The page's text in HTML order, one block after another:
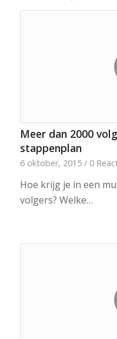
Meer dan 2000
stappenplan
6 oktober, 2015 / 0
Hoe krijg je in een
volgers? Welke…